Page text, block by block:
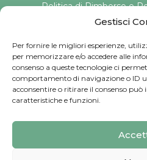
Gestisci
Per fornire le migliori esperienze,
per memorizzare e/o accedere alle
consenso a queste tecnologie ci
comportamento di navigazione o ID
acconsentire o ritirare il consenso
caratteristiche e funzioni.
Politica di Rimborso e
Cookie
Copyright © 2025 Pavimento
Indirizzo: Via Cassia 1827
P.IVA: